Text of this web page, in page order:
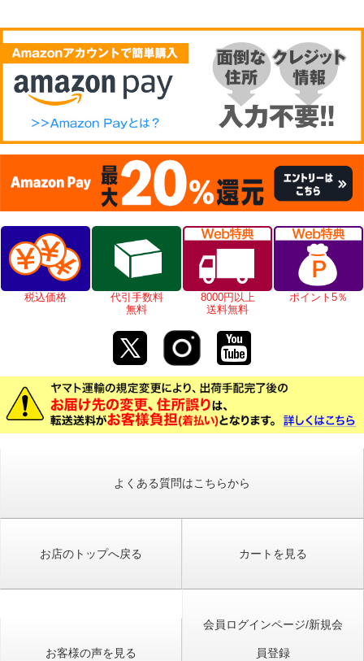
税込価格
代引手数料
無料
8000円以上
送料無料
ポイント5％
よくある質問はこちらから
お店のトップへ戻る カートを見る
お客様の声を見る
会員ログインページ/新規会
員登録